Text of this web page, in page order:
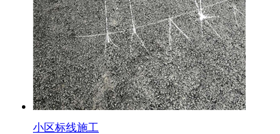
小区标线施工